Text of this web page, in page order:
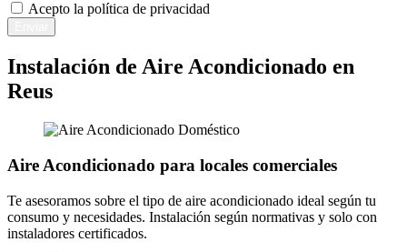
Acepto la política de privacidad
Instalación de Aire Acondicionado en
Reus
Aire Acondicionado para locales comerciales
Te asesoramos sobre el tipo de aire acondicionado ideal según tu
consumo y necesidades. Instalación según normativas y solo con
instaladores certificados.